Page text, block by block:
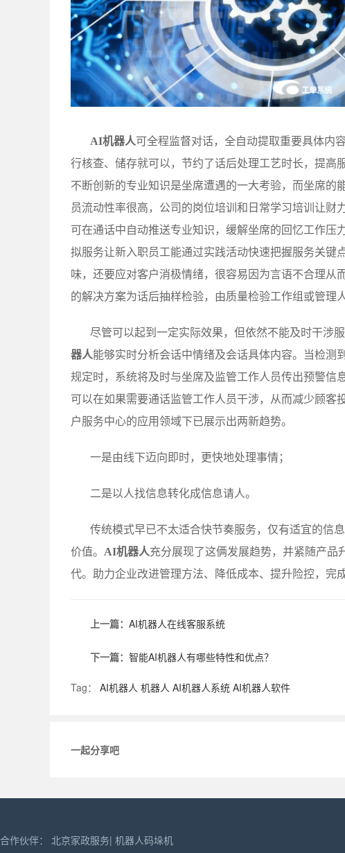
AI机器人可全程监督对话，全自动提取重要具体内
行核查、储存就可以，节约了话后处理工艺时长，提高
不断创新的专业知识是坐席遭遇的一大考验，而坐席的
员流动性率很高，公司的岗位培训和日常学习培训让财
可在通话中自动推送专业知识，缓解坐席的回忆工作压
拟服务让新入职员工能通过实践活动快速把握服务关键
味，还要应对客户消极情绪，很容易因为言语不合理从
的解决方案为话后抽样检验，由质量检验工作组或管理
尽管可以起到一定实际效果，但依然不能及时干涉
器人能够实时分析会话中情绪及会话具体内容。当检测
规定时，系统将及时与坐席及监管工作人员传出预警信
可以在如果需要通话监管工作人员干涉，从而减少顾客
户服务中心的应用领域下已展示出两新趋势。
一是由线下迈向即时，更快地处理事情；
二是以人找信息转化成信息请人。
传统模式早已不太适合快节奏服务，仅有适宜的信
价值。 AI机器人充分展现了这俩发展趋势，并紧随产品
代。助力企业改进管理方法、降低成本、提升险控，完
上一篇： AI机器人在线客服系统
下一篇： 智能AI机器人有哪些特性和优点？
Tag： AI机器人 机器人 AI机器人系统 AI机器人软件
一起分享吧
合作伙伴： 北京家政服务| 机器人码垛机